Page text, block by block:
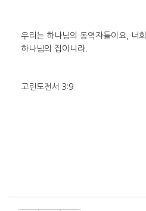
우리는 하나님의 동역자들이요, 너
하나님의 집이니라.
고린도전서 3:9